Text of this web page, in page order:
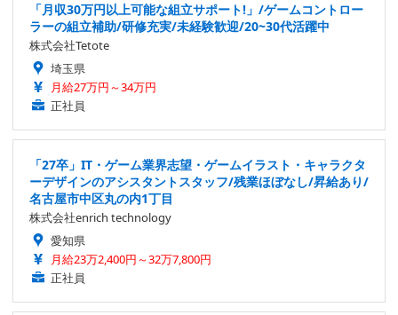
「月収30万円以上可能な組立サポート!」/ゲームコントロー
ラーの組立補助/研修充実/未経験歓迎/20~30代活躍中
株式会社Tetote
埼玉県
月給27万円～34万円
正社員
「27卒」IT・ゲーム業界志望・ゲームイラスト・キャラクタ
ーデザインのアシスタントスタッフ/残業ほぼなし/昇給あり/
名古屋市中区丸の内1丁目
株式会社enrich technology
愛知県
月給23万2,400円～32万7,800円
正社員